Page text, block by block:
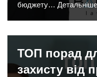
бюджету…
ТОП порад
захисту від